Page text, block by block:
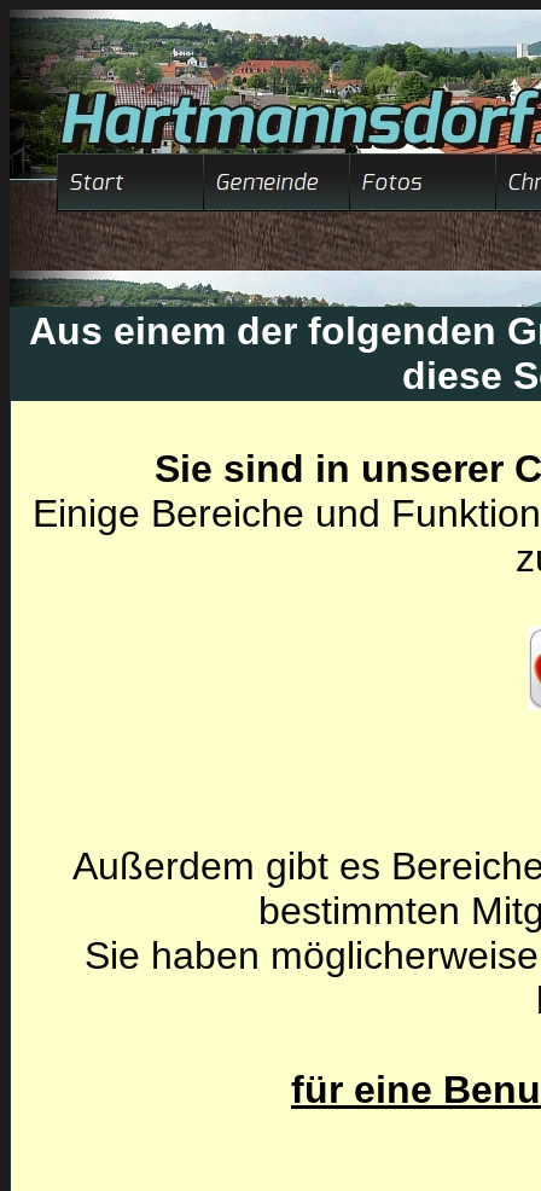
Aus einem der folgenden
diese
Sie sind in unserer
Einige Bereiche und
Außerdem gibt es
bestimmten
Sie haben
für eine